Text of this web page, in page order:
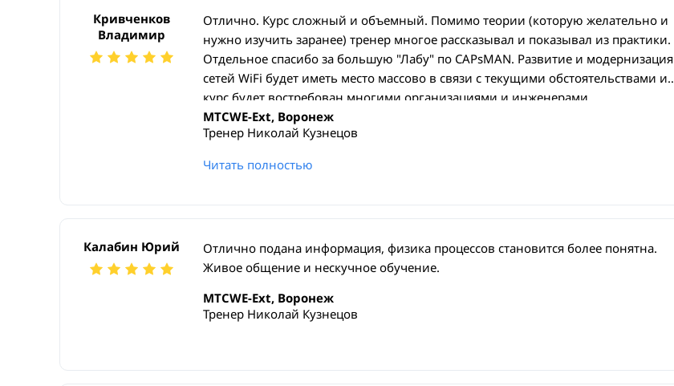
Кривченков
Владимир
Отлично. Курс сложный и объемный. Помимо теории (которую желательно и
нужно изучить заранее) тренер многое рассказывал и показывал из практики.
Отдельное спасибо за большую "Лабу" по CAPsMAN. Развитие и модернизация
сетей WiFi будет иметь место массово в связи с текущими обстоятельствами и
курс будет востребован многими организациями и инженерами.
MTCWE-Ext, Воронеж
Тренер Николай Кузнецов
Читать полностью
Калабин Юрий
Отлично подана информация, физика процессов становится более понятна.
Живое общение и нескучное обучение.
MTCWE-Ext, Воронеж
Тренер Николай Кузнецов